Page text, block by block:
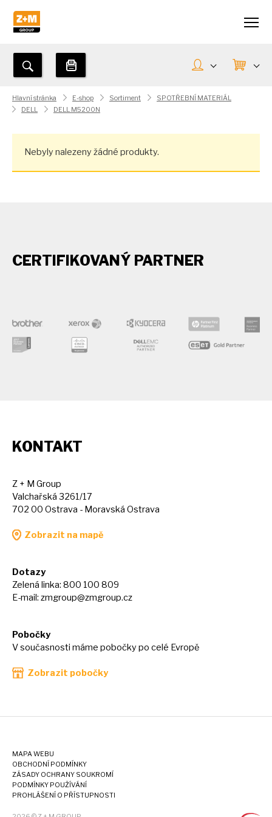
Hlavní stránka E-shop Sortiment
SPOTŘEBNÍ MATERIÁL
DELL
DELL M5200N
Nebyly nalezeny žádné produkty.
CERTIFIKOVANÝ PARTNER
KONTAKT
Z + M Group
Valchařská 3261/17
702 00 Ostrava - Moravská Ostrava
Zobrazit na mapě
Dotazy
Zelená linka: 800 100 809
E-mail: zmgroup@zmgroup.cz
Pobočky
V současnosti máme pobočky po celé Evropě
Zobrazit pobočky
MAPA WEBU
OBCHODNÍ PODMÍNKY
ZÁSADY OCHRANY SOUKROMÍ
PODMÍNKY POUŽÍVÁNÍ
PROHLÁŠENÍ O PŘÍSTUPNOSTI